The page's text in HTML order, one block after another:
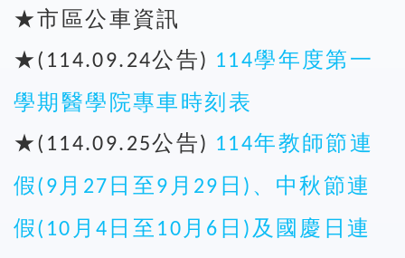
★市區公車資訊
★ (114.09.24公告 ) 114學年度第一
學期醫學院專車時刻表
★ (114.09.25公告 ) 114年教師節連
假 (9 月 27 日至9 月 29 日 ) 、中秋節連
假 (10 月4 日至 10 月 6 日 ) 及國慶日連